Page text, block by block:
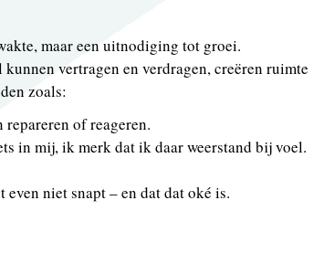
maar een uitnodiging tot groei.
vertragen en verdragen, creëren ruimte
zoals:
of reageren.
in mij, ik merk dat ik daar weerstand bij voel.
niet snapt – en dat dat oké is.